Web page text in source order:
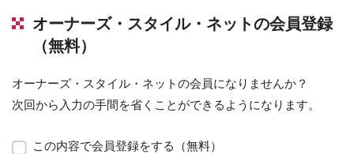
オーナーズ・スタイル・ネットの会員登録
（無料）
オーナーズ・スタイル・ネットの会員になりませんか？
次回から入力の手間を省くことができるようになります。
この内容で会員登録をする（無料）